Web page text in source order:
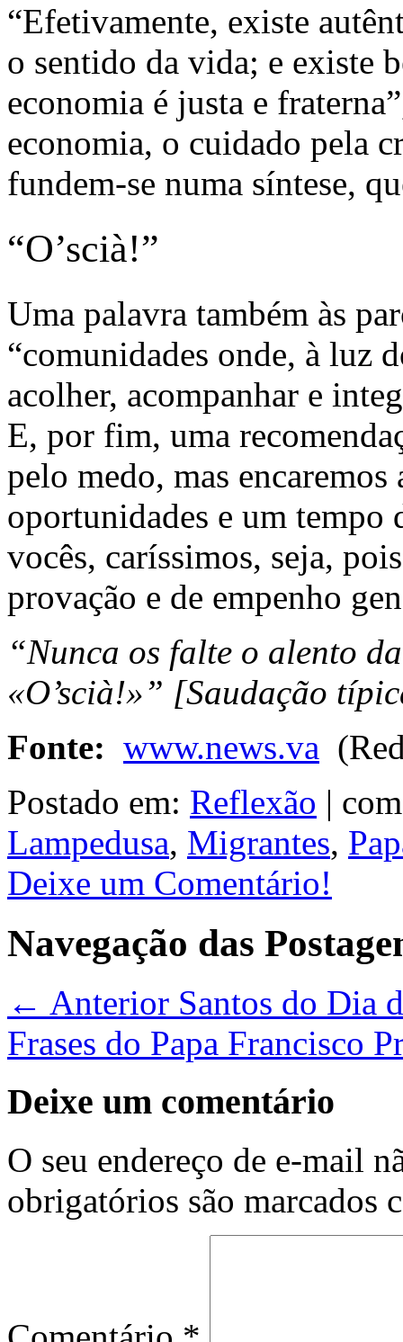
“Efetivamente, existe
o sentido da vida; e existe
economia é justa e
economia, o cuidado pela
fundem-se numa síntese,
“O’scià!”
Uma palavra também às
“comunidades onde, à luz
acolher, acompanhar e
E, por fim, uma
pelo medo, mas
oportunidades e um tempo
vocês, caríssimos, seja,
provação e de empenho
“Nunca os falte o alento
«O’scià!»” [Saudação
Fonte: www.news.va
Postado em: Reflexão |
Lampedusa, Migrantes,
Deixe um Comentário!
Navegação das
← Anterior Santos do Dia
Frases do Papa Francisco
Deixe um comentário
O seu endereço de e-mail
obrigatórios são marcados